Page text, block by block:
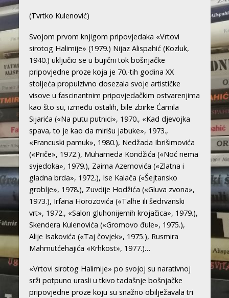
(Tvrtko Kulenović)
Svojom prvom knjigom pripovjedaka «Vrtovi
sirotog Halimije» (1979.) Nijaz Alispahić (Kozluk,
1940.) uključio se u bujični tok bošnjačke
pripovjedne proze koja je 70.-tih godina XX
stoljeća propulzivno dosezala svoje artističke
visove u fascinantnim pripovjedačkim ostvarenjima
kao što su, između ostalih, bile zbirke Ćamila
Sijarića («Na putu putnici», 1970., «Kad djevojka
spava, to je kao da mirišu jabuke», 1973.,
«Francuski pamuk», 1980.), Nedžada Ibrišimovića
(«Priče», 1972.), Muhameda Kondžića («Noć nema
svjedoka», 1979.), Zaima Azemovića («Zlatna i
gladna brda», 1972.), Ise Kalača («Šejtansko
groblje», 1978.), Zuvdije Hodžića («Gluva zvona»,
1973.), Irfana Horozovića («Talhe ili šedrvanski
vrt», 1972., «Salon gluhonijemih krojačica», 1979.),
Skendera Kulenovića («Gromovo đule», 1975.),
Alije Isakovića («Taj čovjek», 1975.), Rusmira
Mahmutćehajića «Krhkost», 1977.)…
«Vrtovi sirotog Halimije» po svojoj su narativnoj
srži potpuno urasli u tkivo tadašnje bošnjačke
pripovjedne proze koju su snažno obilježavala tri